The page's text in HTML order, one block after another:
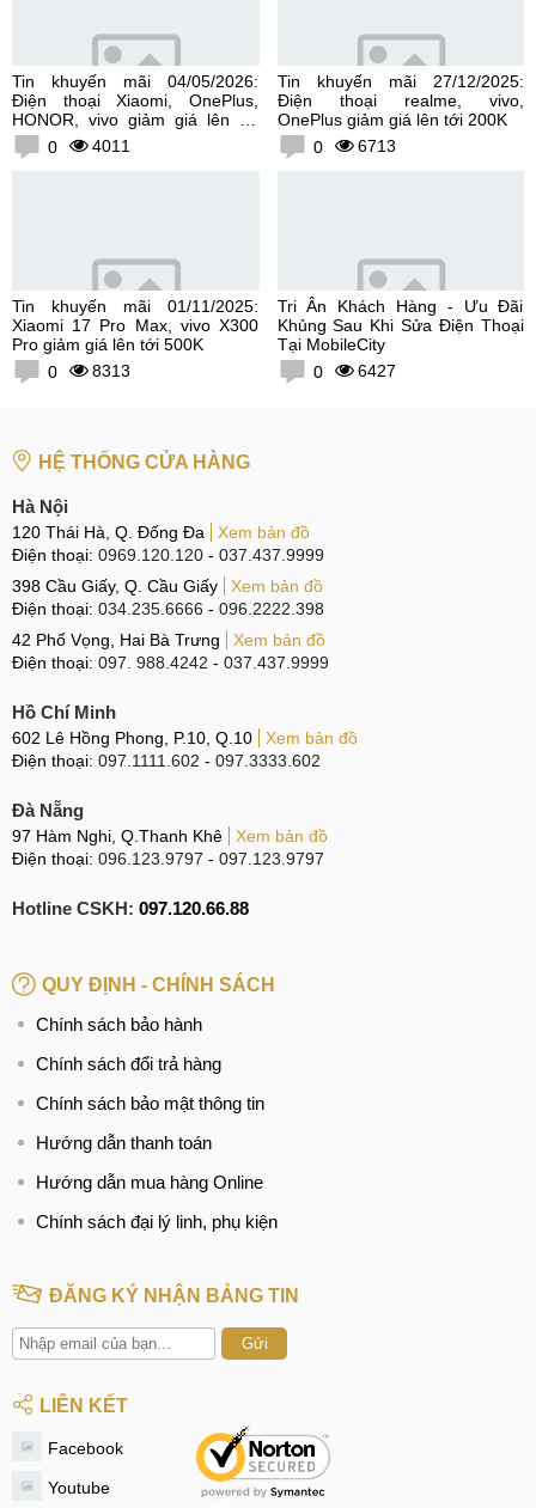
Tin khuyến mãi 04/05/2026:
Điện thoại Xiaomi, OnePlus,
HONOR, vivo giảm giá lên tới
300K0 4011
Tin khuyến mãi 27/12/2025:
Điện thoại realme, vivo,
OnePlus giảm giá lên tới 200K
0
6713
Tin khuyến mãi 01/11/2025:
Xiaomi 17 Pro Max, vivo X300
Pro giảm giá lên tới 500K
0
8313
Tri Ân Khách Hàng - Ưu Đãi
Khủng Sau Khi Sửa Điện Thoại
Tại MobileCity
0
6427
HỆ THỐNG CỬA HÀNG
Hà Nội
120 Thái Hà, Q. Đống Đa
Xem bản đồ
Điện thoại: 0969.120.120 - 037.437.9999
398 Cầu Giấy, Q. Cầu Giấy
Xem bản đồ
Điện thoại: 034.235.6666 - 096.2222.398
42 Phố Vọng, Hai Bà Trưng
Xem bản đồ
Điện thoại: 097. 988.4242 - 037.437.9999
Hồ Chí Minh
602 Lê Hồng Phong, P.10, Q.10
Xem bản đồ
Điện thoại: 097.1111.602 - 097.3333.602
Đà Nẵng
97 Hàm Nghi, Q.Thanh Khê
Xem bản đồ
Điện thoại: 096.123.9797 - 097.123.9797
Hotline CSKH: 097.120.66.88
QUY ĐỊNH - CHÍNH SÁCH
Chính sách bảo hành
Chính sách đổi trả hàng
Chính sách bảo mật thông tin
Hướng dẫn thanh toán
Hướng dẫn mua hàng Online
Chính sách đại lý linh, phụ kiện
ĐĂNG KÝ NHẬN BẢNG TIN
Gửi
LIÊN KẾT
Facebook
Youtube